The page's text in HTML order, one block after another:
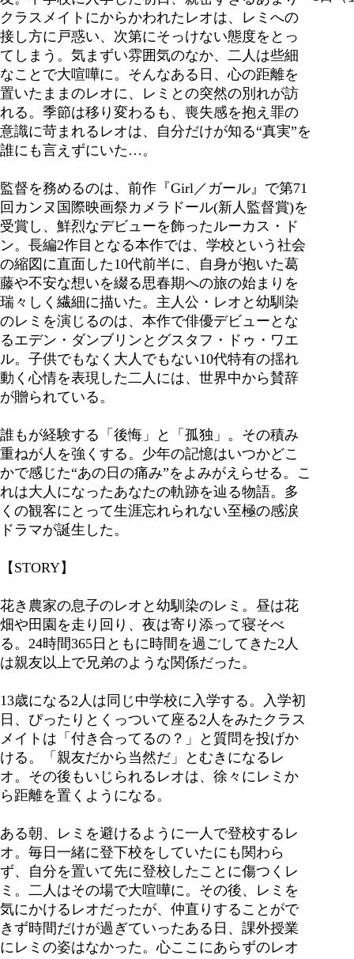
クラスメイトにからかわれたレオは、レミへの
接し方に戸惑い、次第にそっけない態度をとっ
てしまう。気まずい雰囲気のなか、二人は些細
なことで大喧嘩に。そんなある日、心の距離を
置いたままのレオに、レミとの突然の別れが訪
れる。季節は移り変わるも、喪失感を抱え罪の
意識に苛まれるレオは、自分だけが知る“真実”を
誰にも言えずにいた…。
監督を務めるのは、前作『Girl／ガール』で第71
回カンヌ国際映画祭カメラドール(新人監督賞)を
受賞し、鮮烈なデビューを飾ったルーカス・ド
ン。長編2作目となる本作では、学校という社会
の縮図に直面した10代前半に、自身が抱いた葛
藤や不安な想いを綴る思春期への旅の始まりを
瑞々しく繊細に描いた。主人公・レオと幼馴染
のレミを演じるのは、本作で俳優デビューとな
るエデン・ダンブリンとグスタフ・ドゥ・ワエ
ル。子供でもなく大人でもない10代特有の揺れ
動く心情を表現した二人には、世界中から賛辞
が贈られている。
誰もが経験する「後悔」と「孤独」。その積み
重ねが人を強くする。少年の記憶はいつかどこ
かで感じた“あの日の痛み”をよみがえらせる。こ
れは大人になったあなたの軌跡を辿る物語。多
くの観客にとって生涯忘れられない至極の感涙
ドラマが誕生した。
【STORY】
花き農家の息子のレオと幼馴染のレミ。昼は花
畑や田園を走り回り、夜は寄り添って寝そべ
る。24時間365日ともに時間を過ごしてきた2人
は親友以上で兄弟のような関係だった。
13歳になる2人は同じ中学校に入学する。入学初
日、ぴったりとくっついて座る2人をみたクラス
メイトは「付き合ってるの？」と質問を投げか
ける。「親友だから当然だ」とむきになるレ
オ。その後もいじられるレオは、徐々にレミか
ら距離を置くようになる。
ある朝、レミを避けるように一人で登校するレ
オ。毎日一緒に登下校をしていたにも関わら
ず、自分を置いて先に登校したことに傷つくレ
ミ。二人はその場で大喧嘩に。その後、レミを
気にかけるレオだったが、仲直りすることがで
きず時間だけが過ぎていったある日、課外授業
にレミの姿はなかった。心ここにあらずのレオ